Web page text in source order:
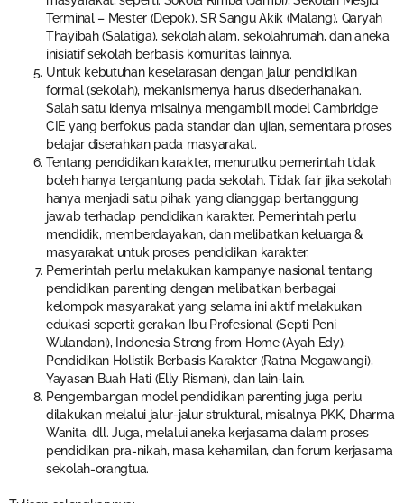
Terminal – Mester (Depok), SR Sangu Akik (Malang), Qaryah
Thayibah (Salatiga), sekolah alam, sekolahrumah, dan aneka
inisiatif sekolah berbasis komunitas lainnya.
Untuk kebutuhan keselarasan dengan jalur pendidikan
formal (sekolah), mekanismenya harus disederhanakan.
Salah satu idenya misalnya mengambil model Cambridge
CIE yang berfokus pada standar dan ujian, sementara proses
belajar diserahkan pada masyarakat.
Tentang pendidikan karakter, menurutku pemerintah tidak
boleh hanya tergantung pada sekolah. Tidak fair jika sekolah
hanya menjadi satu pihak yang dianggap bertanggung
jawab terhadap pendidikan karakter. Pemerintah perlu
mendidik, memberdayakan, dan melibatkan keluarga &
masyarakat untuk proses pendidikan karakter.
Pemerintah perlu melakukan kampanye nasional tentang
pendidikan parenting dengan melibatkan berbagai
kelompok masyarakat yang selama ini aktif melakukan
edukasi seperti: gerakan Ibu Profesional (Septi Peni
Wulandani), Indonesia Strong from Home (Ayah Edy),
Pendidikan Holistik Berbasis Karakter (Ratna Megawangi),
Yayasan Buah Hati (Elly Risman), dan lain-lain.
Pengembangan model pendidikan parenting juga perlu
dilakukan melalui jalur-jalur struktural, misalnya PKK, Dharma
Wanita, dll. Juga, melalui aneka kerjasama dalam proses
pendidikan pra-nikah, masa kehamilan, dan forum kerjasama
sekolah-orangtua.